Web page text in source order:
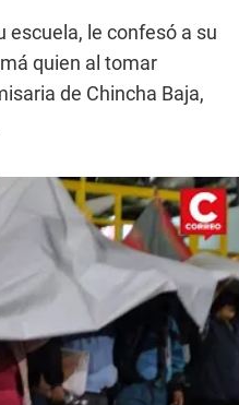
escuela, le confesó a su
quien al tomar
de Chincha Baja,